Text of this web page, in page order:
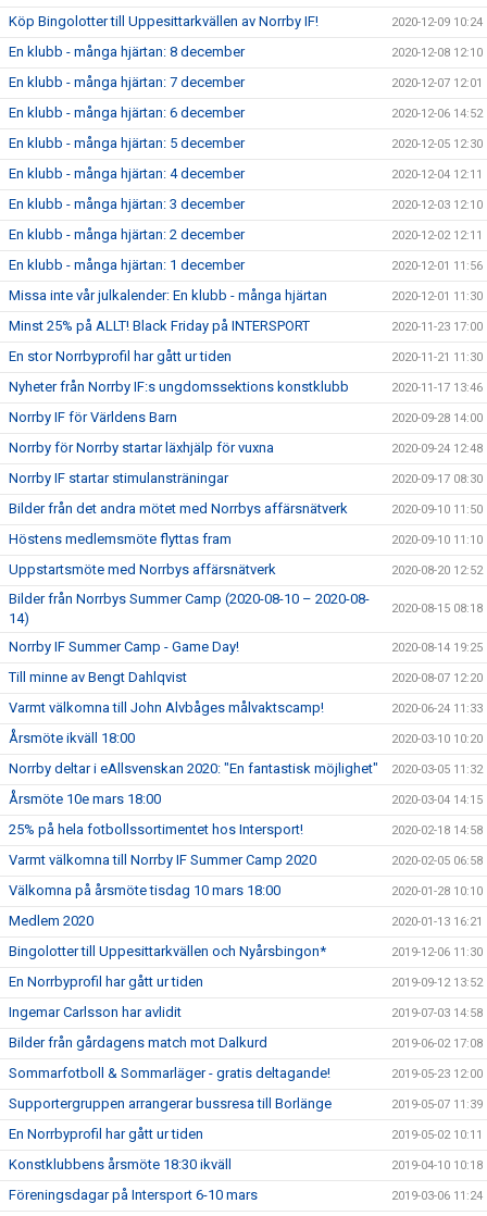
Köp Bingolotter till Uppesittarkvällen av Norrby IF! 2020-12-09 10:24
En klubb - många hjärtan: 8 december 2020-12-08 12:10
En klubb - många hjärtan: 7 december 2020-12-07 12:01
En klubb - många hjärtan: 6 december 2020-12-06 14:52
En klubb - många hjärtan: 5 december 2020-12-05 12:30
En klubb - många hjärtan: 4 december 2020-12-04 12:11
En klubb - många hjärtan: 3 december 2020-12-03 12:10
En klubb - många hjärtan: 2 december 2020-12-02 12:11
En klubb - många hjärtan: 1 december 2020-12-01 11:56
Missa inte vår julkalender: En klubb - många hjärtan 2020-12-01 11:30
Minst 25% på ALLT! Black Friday på INTERSPORT 2020-11-23 17:00
En stor Norrbyprofil har gått ur tiden 2020-11-21 11:30
Nyheter från Norrby IF:s ungdomssektions konstklubb 2020-11-17 13:46
Norrby IF för Världens Barn 2020-09-28 14:00
Norrby för Norrby startar läxhjälp för vuxna 2020-09-24 12:48
Norrby IF startar stimulansträningar 2020-09-17 08:30
Bilder från det andra mötet med Norrbys affärsnätverk 2020-09-10 11:50
Höstens medlemsmöte flyttas fram 2020-09-10 11:10
Uppstartsmöte med Norrbys affärsnätverk 2020-08-20 12:52
Bilder från Norrbys Summer Camp (2020-08-10 – 2020-08-
14)
2020-08-15 08:18
Norrby IF Summer Camp - Game Day! 2020-08-14 19:25
Till minne av Bengt Dahlqvist 2020-08-07 12:20
Varmt välkomna till John Alvbåges målvaktscamp! 2020-06-24 11:33
Årsmöte ikväll 18:00 2020-03-10 10:20
Norrby deltar i eAllsvenskan 2020: "En fantastisk möjlighet" 2020-03-05 11:32
Årsmöte 10e mars 18:00 2020-03-04 14:15
25% på hela fotbollssortimentet hos Intersport! 2020-02-18 14:58
Varmt välkomna till Norrby IF Summer Camp 2020 2020-02-05 06:58
Välkomna på årsmöte tisdag 10 mars 18:00 2020-01-28 10:10
Medlem 2020 2020-01-13 16:21
Bingolotter till Uppesittarkvällen och Nyårsbingon* 2019-12-06 11:30
En Norrbyprofil har gått ur tiden 2019-09-12 13:52
Ingemar Carlsson har avlidit 2019-07-03 14:58
Bilder från gårdagens match mot Dalkurd 2019-06-02 17:08
Sommarfotboll & Sommarläger - gratis deltagande! 2019-05-23 12:00
Supportergruppen arrangerar bussresa till Borlänge 2019-05-07 11:39
En Norrbyprofil har gått ur tiden 2019-05-02 10:11
Konstklubbens årsmöte 18:30 ikväll 2019-04-10 10:18
Föreningsdagar på Intersport 6-10 mars 2019-03-06 11:24